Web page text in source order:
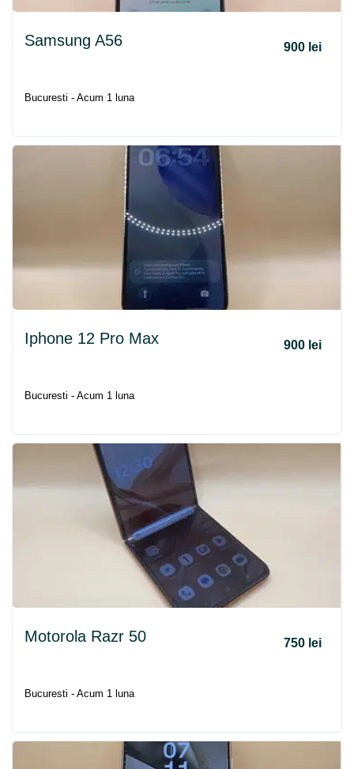
Samsung A56 900 lei
Bucuresti - Acum 1 luna
Iphone 12 Pro Max 900 lei
Bucuresti - Acum 1 luna
Motorola Razr 50 750 lei
Bucuresti - Acum 1 luna